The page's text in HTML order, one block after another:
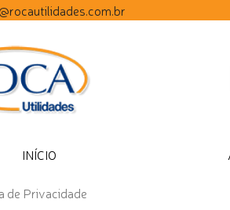
INÍCIO
de Privacidade